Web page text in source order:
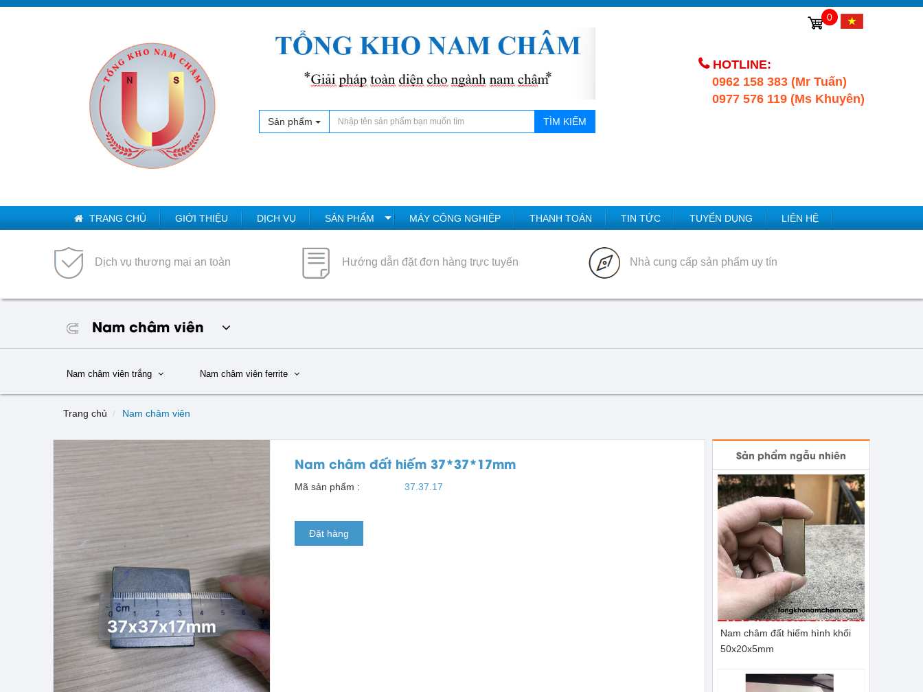
Sản phẩm TÌM KIẾM
0
HOTLINE:
0962 158 383 (Mr Tuấn)
0977 576 119 (Ms Khuyên)
TRANG CHỦ GIỚI THIỆU DỊCH VỤ SẢN PHẨM MÁY CÔNG NGHIỆP THANH TOÁN TIN TỨC TUYỂN DỤNG LIÊN HỆ
Dịch vụ thương mại an toàn Hướng dẫn đặt đơn hàng trực tuyến Nhà cung cấp sản phẩm uy tín
Nam châm viên
Nam châm viên trắng Nam châm viên ferrite
Trang chủ Nam châm viên
Nam châm đất hiếm 37*37*17mm
Mã sản phẩm : 37.37.17
Đặt hàng
Sản phẩm ngẫu nhiên
Nam châm đất hiếm hình khối
50x20x5mm